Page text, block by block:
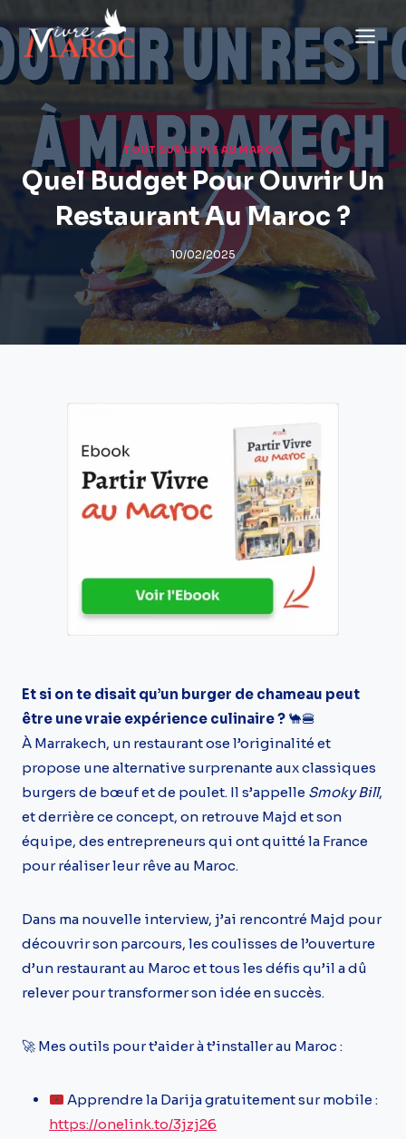
au
contenu
TOUT SUR LA VIE AU MAROC
Quel Budget Pour Ouvrir Un
Restaurant Au Maroc ?
10/02/2025
Et si on te disait qu’un burger de chameau peut
être une vraie expérience culinaire ? 🐪🍔
À Marrakech, un restaurant ose l’originalité et
propose une alternative surprenante aux classiques
burgers de bœuf et de poulet. Il s’appelle Smoky Bill,
et derrière ce concept, on retrouve Majd et son
équipe, des entrepreneurs qui ont quitté la France
pour réaliser leur rêve au Maroc.
Dans ma nouvelle interview, j’ai rencontré Majd pour
découvrir son parcours, les coulisses de l’ouverture
d’un restaurant au Maroc et tous les défis qu’il a dû
relever pour transformer son idée en succès.
🚀 Mes outils pour t’aider à t’installer au Maroc :
Apprendre la Darija gratuitement sur mobile :
https://onelink.to/3jzj26